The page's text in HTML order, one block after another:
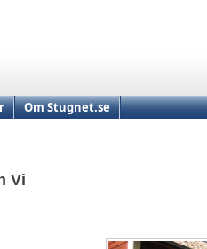
Om Stugnet.se
Vi